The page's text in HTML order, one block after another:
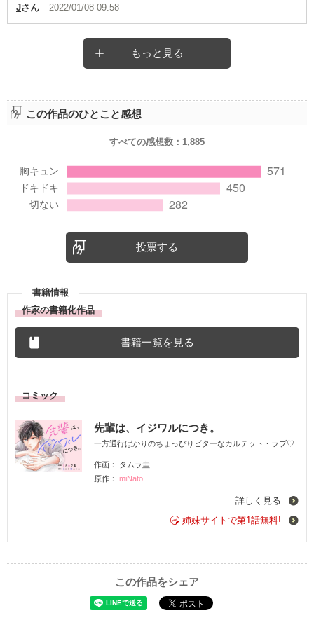
Jさん 2022/01/08 09:58
もっと見る
この作品のひとこと感想
すべての感想数： 1,885
投票する
書籍情報
作家の書籍化作品
書籍一覧を見る
コミック
先輩は、イジワルにつき。
一方通行ばかりのちょっぴりビターなカルテット・ラブ♡
作画： タムラ圭
原作： miNato
詳しく見る
姉妹サイトで第1話無料!
この作品をシェア